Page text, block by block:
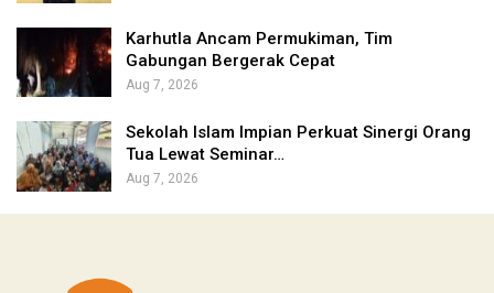
Karhutla Ancam Permukiman, Tim
Gabungan Bergerak Cepat
Aug 7, 2026
Sekolah Islam Impian Perkuat Sinergi Orang
Tua Lewat Seminar…
Aug 7, 2026